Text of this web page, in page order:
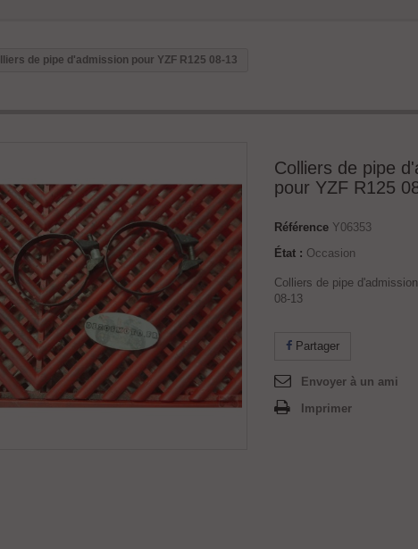
de pipe d'admission pour YZF R125 08-13
Colliers de pipe
pour YZF R125
Référence Y06353
État : Occasion
Colliers de pipe
08-13
Partager
Envoyer à un ami
Imprimer